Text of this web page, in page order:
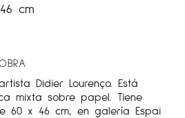
46 cm
Didier Lourenço. Está
mixta sobre papel. Tiene
60 x 46 cm, en galería Espai